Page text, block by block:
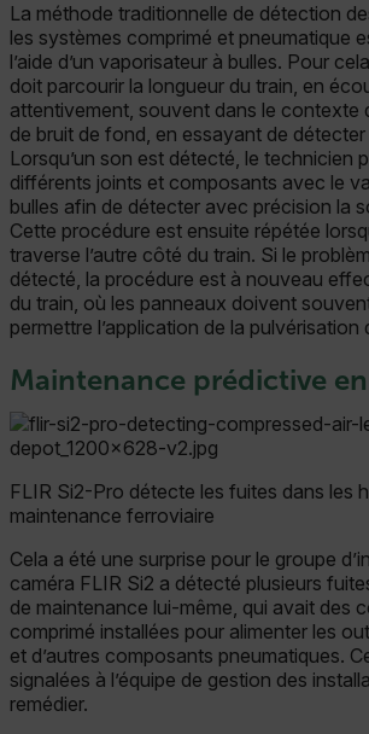
La méthode traditionnelle de détection
les systèmes comprimé et pneumatique
l’aide d’un vaporisateur à bulles. Pour
doit parcourir la longueur du train, en
attentivement, souvent dans le contexte
de bruit de fond, en essayant de
Lorsqu’un son est détecté, le technicien
différents joints et composants avec le
bulles afin de détecter avec précision la
Cette procédure est ensuite répétée
traverse l’autre côté du train. Si le
détecté, la procédure est à nouveau
du train, où les panneaux doivent
permettre l’application de la pulvérisation
Maintenance prédictive
FLIR Si2-Pro détecte les fuites dans les
maintenance ferroviaire
Cela a été une surprise pour le groupe
caméra FLIR Si2 a détecté plusieurs
de maintenance lui-même, qui avait des
comprimé installées pour alimenter les
et d’autres composants pneumatiques.
signalées à l’équipe de gestion des
remédier.